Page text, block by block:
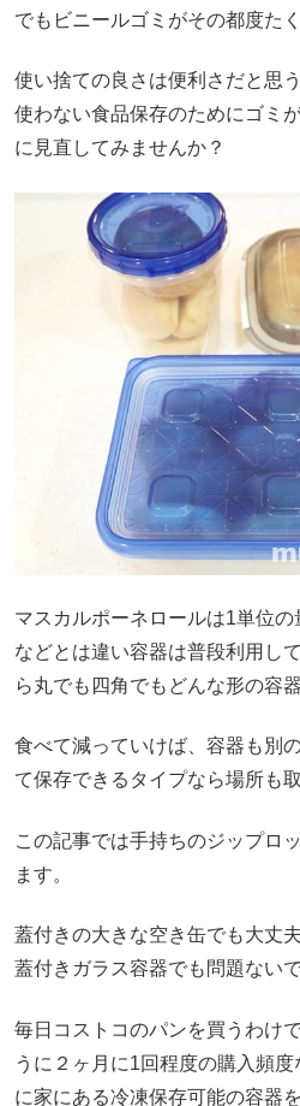
でもビニールゴミがその都度た
使い捨ての良さは便利さだと思
使わない食品保存のためにゴミ
に見直してみませんか？
マスカルポーネロールは1単位
などとは違い容器は普段利用し
ら丸でも四角でもどんな形の容
食べて減っていけば、容器も別
て保存できるタイプなら場所も
この記事では手持ちのジップロ
ます。
蓋付きの大きな空き缶でも大丈
蓋付きガラス容器でも問題ないで
毎日コストコのパンを買うわけ
うに２ヶ月に1回程度の購入頻
に家にある冷凍保存可能の容器